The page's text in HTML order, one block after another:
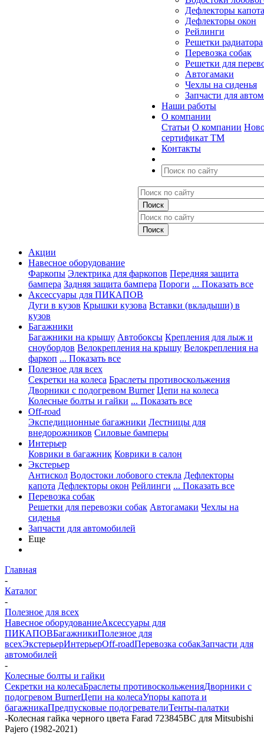
Дефлекторы капота
Дефлекторы окон
Рейлинги
Решетки радиатора
Перевозка собак
Решетки для
Автогамаки
Чехлы на сиденья
Запчасти для
Наши работы
О компании
Статьи О компании
сертификат ТМ
Контакты
Акции
Навесное оборудование
Фаркопы Электрика для фаркопов Передняя защита
бампера Задняя защита бампера Пороги ... Показать все
Аксессуары для ПИКАПОВ
Дуги в кузов Крышки кузова Вставки (вкладыши) в
кузов
Багажники
Багажники на крышу Автобоксы Крепления для лыж и
сноубордов Велокрепления на крышу Велокрепления на
фаркоп ... Показать все
Полезное для всех
Секретки на колеса Браслеты противоскольжения
Дворники с подогревом Burner Цепи на колеса
Колесные болты и гайки ... Показать все
Off-road
Экспедиционные багажники Лестницы для
внедорожников Силовые бамперы
Интерьер
Коврики в багажник Коврики в салон
Экстерьер
Антискол Водостоки лобового стекла Дефлекторы
капота Дефлекторы окон Рейлинги ... Показать все
Перевозка собак
Решетки для перевозки собак Автогамаки Чехлы на
сиденья
Запчасти для автомобилей
Еще
Главная
-
Каталог
-
Полезное для всех
Навесное оборудованиеАксессуары для
ПИКАПОВБагажникиПолезное для
всехЭкстерьерИнтерьерOff-roadПеревозка собакЗапчасти для
автомобилей
-
Колесные болты и гайки
Секретки на колесаБраслеты противоскольженияДворники с
подогревом BurnerЦепи на колесаУпоры капота и
багажникаПредпусковые подогревателиТенты-палатки
-Колесная гайка черного цвета Farad 723845BC для Mitsubishi
Pajero (1982-2021)